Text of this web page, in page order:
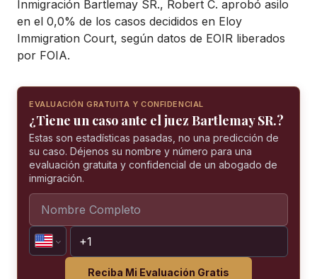
Inmigración Bartlemay SR., Robert C. aprobó asilo
en el 0,0% de los casos decididos en Eloy
Immigration Court, según datos de EOIR liberados
por FOIA.
EVALUACIÓN GRATUITA Y CONFIDENCIAL
¿Tiene un caso ante el juez Bartlemay SR.?
Estas son estadísticas pasadas, no una predicción de
su caso. Déjenos su nombre y número para una
evaluación gratuita y confidencial de un abogado de
inmigración.
Reciba Mi Evaluación Gratis